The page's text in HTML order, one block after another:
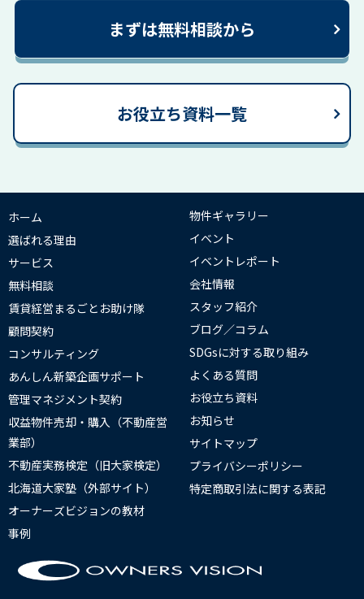
まずは無料相談から
お役立ち資料一覧
ホーム
選ばれる理由
サービス
無料相談
賃貸経営まるごとお助け隊
顧問契約
コンサルティング
あんしん新築企画サポート
管理マネジメント契約
収益物件売却・購入（不動産営
業部）
不動産実務検定（旧大家検定）
北海道大家塾（外部サイト）
オーナーズビジョンの教材
事例
物件ギャラリー
イベント
イベントレポート
会社情報
スタッフ紹介
ブログ／コラム
SDGsに対する取り組み
よくある質問
お役立ち資料
お知らせ
サイトマップ
プライバシーポリシー
特定商取引法に関する表記